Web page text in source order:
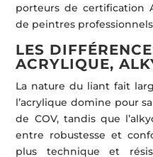
porteurs de certification
de peintres
LES
ACRYLIQUE,
La nature du liant fait
l’acrylique domine pour
de COV, tandis que
entre robustesse et
plus technique et